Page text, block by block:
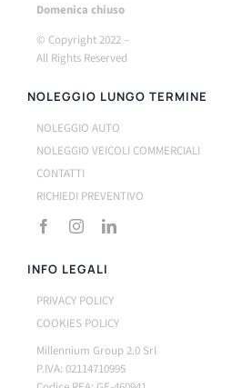
Domenica chiuso
© Copyright 2022 –
All Rights Reserved
NOLEGGIO LUNGO TERMINE
NOLEGGIO AUTO
NOLEGGIO VEICOLI COMMERCIALI
CONTATTI
RICHIEDI PREVENTIVO
INFO LEGALI
PRIVACY POLICY
COOKIES POLICY
Millennium Group 2.0 Srl
P.IVA: 02114710995